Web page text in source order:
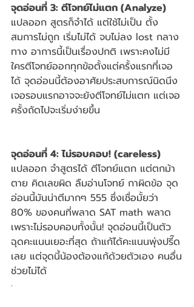
จุดอ่อนที่ 3: ตีโจทย์ไม่แตก (Analyze)
แปลออก สูตรก็จำได้ แต่ใช้ไม่เป็น ตั้ง
สมการไม่ถูก เริ่มไม่ได้ จบไม่ลง lost กลาง
ทาง อาการนี้เป็นเรื่องปกติ เพราะคงไม่มี
ใครตีโจทย์ออกทุกข้อตั้งแต่ครั้งแรกที่เจอ
ได้ จุดอ่อนนี้ต้องอาศัยประสบการณ์นิดนึง
เจอรอบแรกอาจจะยังตีโจทย์ไม่แตก แต่เจอ
ครั้งถัดไปจะเริ่มง่ายขึ้น
จุดอ่อนที่ 4: ไม่รอบคอบ! (careless)
แปลออก จำสูตรได้ ตีโจทย์แตก แต่ตกม้า
ตาย คิดเลขผิด ลืมอ่านโจทย์ กาผิดข้อ จุด
อ่อนนี้มันน่าตีมากๆ 555 ซึ่งเชื่อมั้ยว่า
80% ของคนที่พลาด SAT math พลาด
เพราะไม่รอบคอบทั้งนั้น! จุดอ่อนนี้เป็นตัว
ฉุดคะแนนเยอะที่สุด ถ้าแก้ได้คะแนนพุ่งปรี๊ด
เลย แต่จุดนี้น้องต้องแก้ด้วยตัวเอง คนอื่น
ช่วยไม่ได้
·